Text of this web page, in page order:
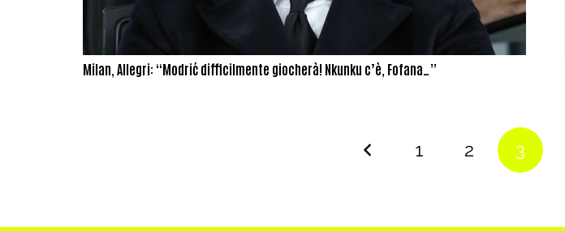
Milan, Allegri: “Modrić difficilmente giocherà! Nkunku c’è, Fofana…”
1 2 3